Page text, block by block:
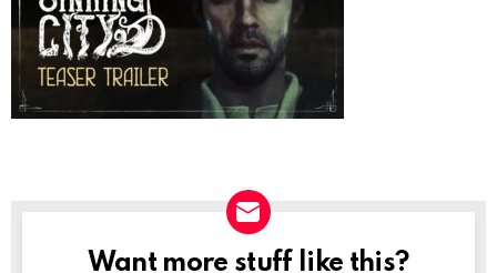
NEWSLETTER
Want more stuff like this?